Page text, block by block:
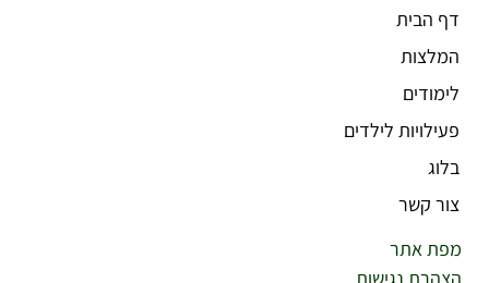
דף הבית
המלצות
לימודים
פעילויות לילדים
בלוג
צור קשר
מפת אתר
הצהרת נגישות